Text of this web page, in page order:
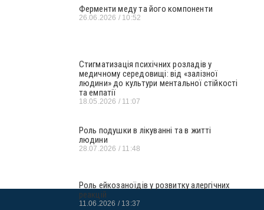
Ферменти меду та його компоненти
26.06.2026 10:52
Стигматизація психічних розладів у
медичному середовищі: від «залізної
людини» до культури ментальної стійкості
та емпатії
18.05.2026 11:07
Роль подушки в лікуванні та в житті
людини
28.07.2026 11:48
Роль ейкозаноїдів у розвитку алергічних
реакцій
11.06.2026 13:37